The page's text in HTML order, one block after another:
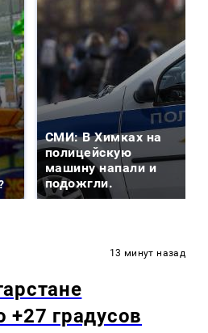
СМИ: В Химках на
полицейскую
машину напали и
подожгли.
13 минут назад
+27 градусов